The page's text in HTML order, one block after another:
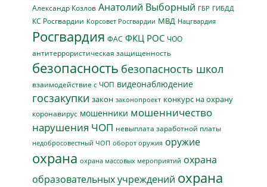
Александр Козлов Анатолий Выборный ГБР ГИБДД
КС Росгвардии Корсовет Росгвардии МВД Нацгвардия
Росгвардия ФАС ФКЦ РОС ЧОО
антитеррористическая защищенность
безопасность безопасность школ
взаимодействие с ЧОП видеонаблюдение
госзакупки закон законопроект конкурс на охрану
коронавирус мошенники мошенничество
нарушения ЧОП невыплата заработной платы
недобросовестный ЧОП оборот оружия оружие
охрана охрана массовых мероприятий охрана
образовательных учреждений охрана